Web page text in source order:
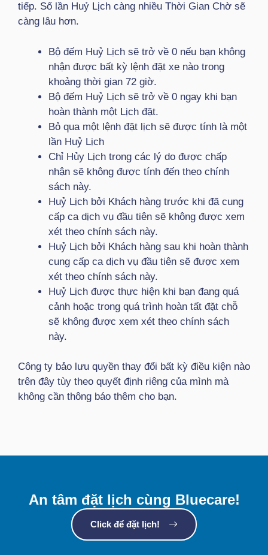
tiếp. Số lần Huỷ Lịch càng nhiều Thời Gian Chờ sẽ
càng lâu hơn.
Bộ đếm Huỷ Lịch sẽ trở về 0 nếu bạn không
nhận được bất kỳ lệnh đặt xe nào trong
khoảng thời gian 72 giờ.
Bộ đếm Huỷ Lịch sẽ trở về 0 ngay khi bạn
hoàn thành một Lịch đặt.
Bỏ qua một lệnh đặt lịch sẽ được tính là một
lần Huỷ Lịch
Chỉ Hủy Lịch trong các lý do được chấp
nhận sẽ không được tính đến theo chính
sách này.
Huỷ Lịch bởi Khách hàng trước khi đã cung
cấp ca dịch vụ đầu tiên sẽ không được xem
xét theo chính sách này.
Huỷ Lịch bởi Khách hàng sau khi hoàn thành
cung cấp ca dịch vụ đầu tiên sẽ được xem
xét theo chính sách này.
Huỷ Lịch được thực hiện khi bạn đang quá
cảnh hoặc trong quá trình hoàn tất đặt chỗ
sẽ không được xem xét theo chính sách
này.
Công ty bảo lưu quyền thay đổi bất kỳ điều kiện nào
trên đây tùy theo quyết định riêng của mình mà
không cần thông báo thêm cho bạn.
An tâm đặt lịch cùng Bluecare!
Click để đặt lịch!